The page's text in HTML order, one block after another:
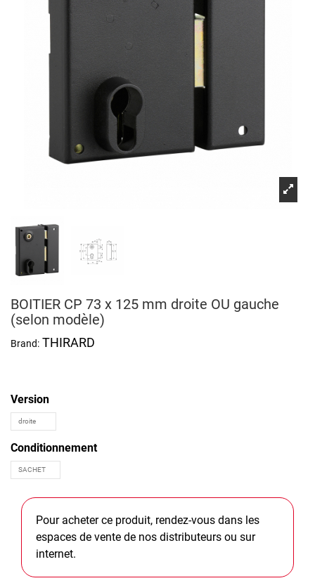
BOITIER CP 73 x 125 mm droite OU gauche
(selon modèle)
Brand: THIRARD
Version
Conditionnement
Pour acheter ce produit, rendez-vous dans les
espaces de vente de nos distributeurs ou sur
internet.